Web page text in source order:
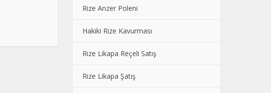
Rize Anzer Poleni
Hakiki Rize Kavurması
Rize Likapa Reçeli Satış
Rize Likapa Şatış